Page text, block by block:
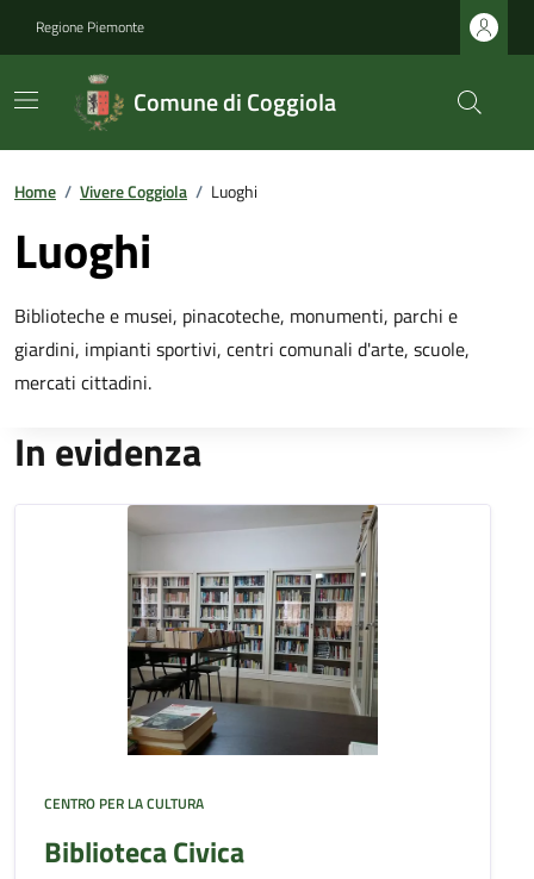
Regione Piemonte
Comune di Coggiola
Home / Vivere Coggiola / Luoghi
Luoghi
Biblioteche e musei, pinacoteche, monumenti, parchi e
giardini, impianti sportivi, centri comunali d'arte, scuole,
mercati cittadini.
In evidenza
CENTRO PER LA CULTURA
Biblioteca Civica